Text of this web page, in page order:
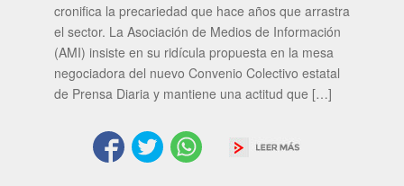
cronifica la precariedad que hace años que arrastra
el sector. La Asociación de Medios de Información
(AMI) insiste en su ridícula propuesta en la mesa
negociadora del nuevo Convenio Colectivo estatal
de Prensa Diaria y mantiene una actitud que […]